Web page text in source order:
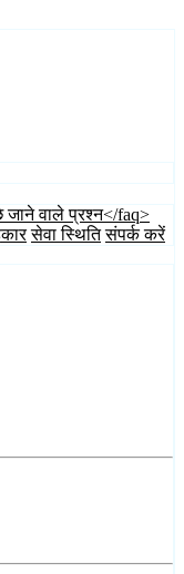
वाले प्रश्न</faq>
सेवा स्थिति संपर्क करें